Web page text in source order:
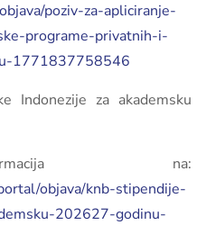
poziv-za-apliciranje-
programe-privatnih-i-
1771837758546
Indonezije za akademsku
na:
objava/knb-stipendije-
202627-godinu-